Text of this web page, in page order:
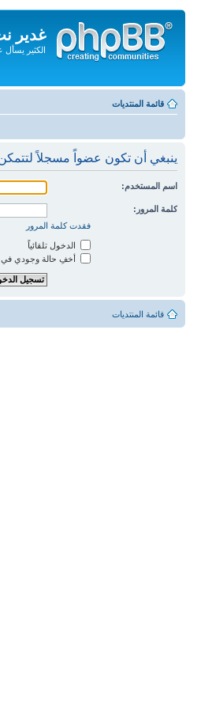
غدير
الكثير يسأل
المحتويات
قائمة المنتديات
ينبغي أن تكون عضواً مسجلاً
اسم المستخدم:
كلمة المرور:
فقدت كلمة المرور
الدخول تلقائياً
أخفِ حالة وجودي في
قائمة المنتديات